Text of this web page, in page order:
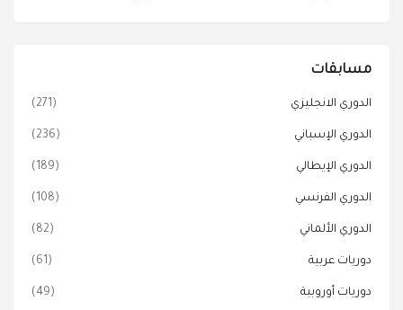
مسابقات
الدوري الانجليزي (271)
الدوري الإسباني (236)
الدوري الإيطالي (189)
الدوري الفرنسي (108)
الدوري الألماني (82)
دوريات عربية (61)
دوريات أوروبية (49)